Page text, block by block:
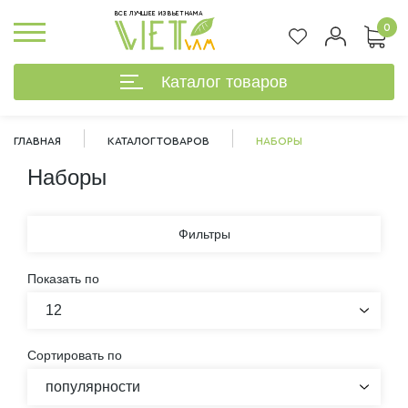
ВСЕ ЛУЧШЕЕ ИЗ ВЬЕТНАМА
0
Каталог товаров
ГЛАВНАЯ КАТАЛОГ ТОВАРОВ НАБОРЫ
Наборы
Фильтры
Показать по
12
Сортировать по
популярности